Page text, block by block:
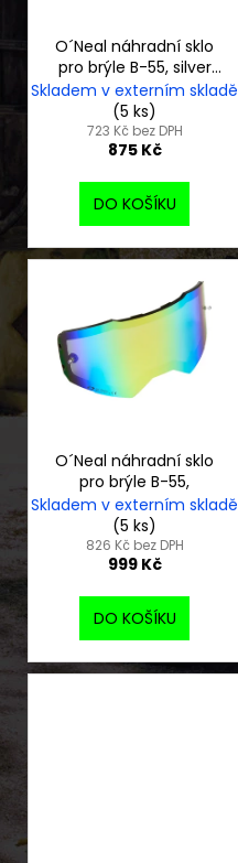
d
ů
O´Neal náhradní sklo
pro brýle B-55, silver
mirror
Skladem v externím skladě
(5 ks)
723 Kč bez DPH
875 Kč
DO KOŠÍKU
O´Neal náhradní sklo
pro brýle B-55,
Skladem v externím skladě
(5 ks)
826 Kč bez DPH
999 Kč
DO KOŠÍKU